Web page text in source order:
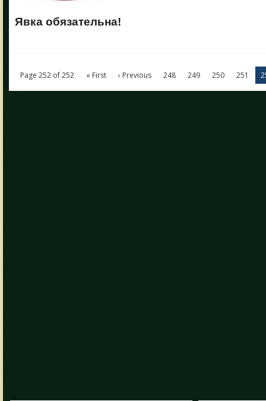
Явка обязательна!
Page 252 of 252 « First ‹ Previous 248 249 250 251